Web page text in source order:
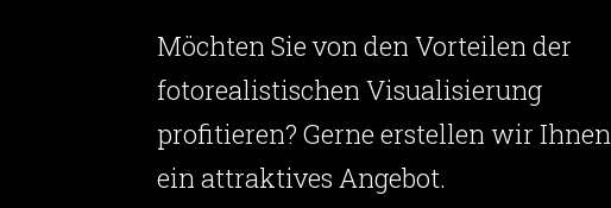
Möchten Sie von den Vorteilen der
fotorealistischen Visualisierung
profitieren? Gerne erstellen wir Ihnen
ein attraktives Angebot.